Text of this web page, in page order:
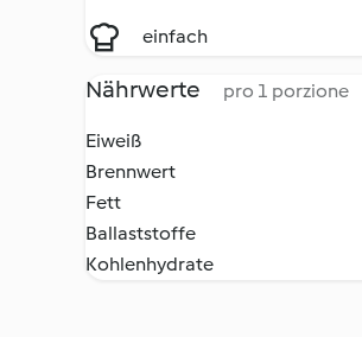
einfach
Nährwerte pro 1 porzione
Eiweiß
Brennwert
Fett
Ballaststoffe
Kohlenhydrate